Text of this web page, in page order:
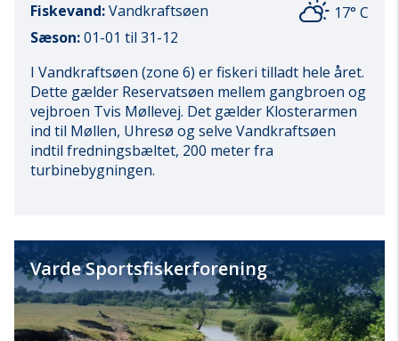
Fiskevand:Vandkraftsøen
17° C
Sæson:01-01 til 31-12
I Vandkraftsøen (zone 6) er fiskeri tilladt hele året.
Dette gælder Reservatsøen mellem gangbroen og
vejbroen Tvis Møllevej. Det gælder Klosterarmen
ind til Møllen, Uhresø og selve Vandkraftsøen
indtil fredningsbæltet, 200 meter fra
turbinebygningen.
Varde Sportsfiskerforening